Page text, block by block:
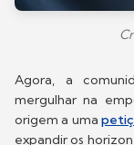
Agora, a
mergulhar na
origem a uma
expandir os